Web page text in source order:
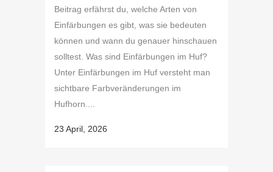
Beitrag erfährst du, welche Arten von
Einfärbungen es gibt, was sie bedeuten
können und wann du genauer hinschauen
solltest. Was sind Einfärbungen im Huf?
Unter Einfärbungen im Huf versteht man
sichtbare Farbveränderungen im
Hufhorn....
23 April, 2026